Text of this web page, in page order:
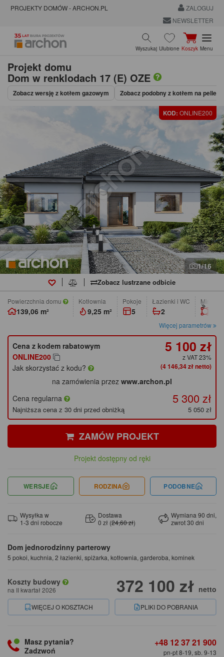
PROJEKTY DOMÓW - ARCHON.PL
ZALOGUJ
NEWSLETTER
Wyszukaj Ulubione Koszyk Menu
Projekt domu
Dom w renklodach 17 (E) OZE
Zobacz wersję z kotłem gazowym Zobacz podobny z kotłem na pellet
KOD: ONLINE200
1/16
Zobacz lustrzane odbicie
Powierzchnia domu
139,06 m²
Kotłownia
9,25 m²
pokoje
5
łazienki i WC
2
Min.
Więcej parametrów
Dom jednorodzinny parterowy
5 pokoi, kuchnia, 2 łazienki, spiżarka, kotłownia, garderoba, kominek
Koszty budowy
na II kwartał 2026 372 100 zł netto
WIĘCEJ O KOSZTACH PLIKI DO POBRANIA
Cena z kodem rabatowym
ONLINE200
Jak skorzystać z kodu?
5 100 zł
z VAT 23%
(4 146,34 zł netto)
na zamówienia przez www.archon.pl
Cena regularna
5 300 zł
Najniższa cena z 30 dni przed obniżką 5 050 zł
ZAMÓW PROJEKT
Projekt dostępny od ręki
WERSJE RODZINA PODOBNE
Wysyłka w
1-3 dni robocze
Dostawa
0 zł (24,60 zł)
Wymiana 90 dni,
zwrot 30 dni
Masz pytania?
Zadzwoń
+48 12 37 21 900
pn-pt 8-19, sb. 9-13